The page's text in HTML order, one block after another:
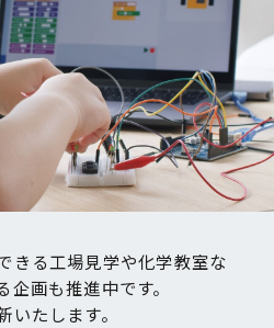
きる工場見学や化学教室な
画も推進中です。
たします。